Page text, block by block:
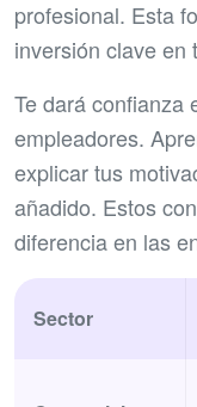
profesional. Esta
inversión clave en
Te dará confianza
empleadores.
explicar tus
añadido. Estos
diferencia en las
Sector